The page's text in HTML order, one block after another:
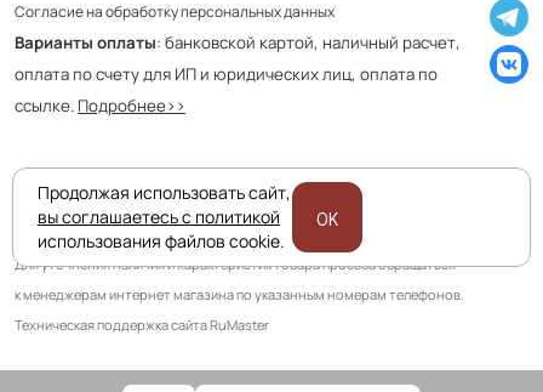
Согласие на обработку персональных данных
Варианты оплаты: банковской картой, наличный расчет,
оплата по счету для ИП и юридических лиц, оплата по
ссылке. Подробнее>>
Приведенная на сайте информация не является публичной офертой
и носит информационно ознакомительный характер.
Для уточнения наличия и характеристик товара просьба обращаться
к менеджерам интернет магазина по указанным номерам телефонов.
Техническая поддержка сайта RuMaster
Продолжая использовать сайт,
вы соглашаетесь с политикой
использования файлов cookie.
OK